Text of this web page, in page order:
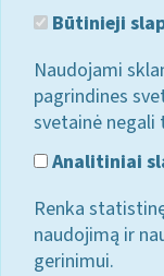
Būtinieji
Naudojami
pagrindines
svetainė
Analitiniai
Renka
naudojimą ir
gerinimui.